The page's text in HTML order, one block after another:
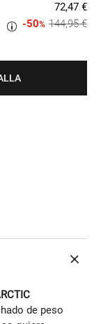
72,47 €
144,95 €
-50%
de peso